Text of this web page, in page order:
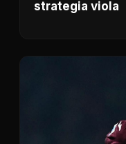
strategia viola